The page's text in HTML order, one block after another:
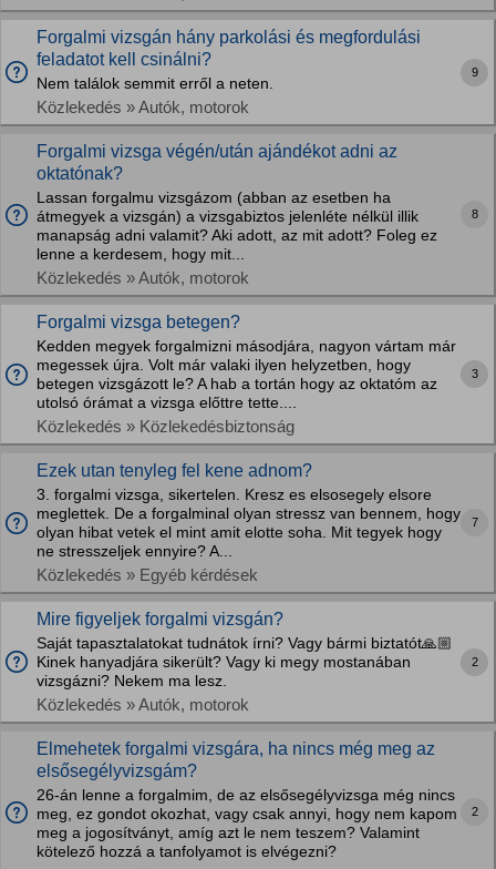
Forgalmi vizsgán hány parkolási és megfordulási
feladatot kell csinálni?
Nem találok semmit erről a neten.
Közlekedés » Autók, motorok
9
Forgalmi vizsga végén/után ajándékot adni az
oktatónak?
Lassan forgalmu vizsgázom (abban az esetben ha
átmegyek a vizsgán) a vizsgabiztos jelenléte nélkül illik
manapság adni valamit? Aki adott, az mit adott? Foleg ez
lenne a kerdesem, hogy mit...
Közlekedés » Autók, motorok
8
Forgalmi vizsga betegen?
Kedden megyek forgalmizni másodjára, nagyon vártam már
megessek újra. Volt már valaki ilyen helyzetben, hogy
betegen vizsgázott le? A hab a tortán hogy az oktatóm az
utolsó órámat a vizsga előttre tette....
Közlekedés » Közlekedésbiztonság
3
Ezek utan tenyleg fel kene adnom?
3. forgalmi vizsga, sikertelen. Kresz es elsosegely elsore
meglettek. De a forgalminal olyan stressz van bennem, hogy
olyan hibat vetek el mint amit elotte soha. Mit tegyek hogy
ne stresszeljek ennyire? A...
Közlekedés » Egyéb kérdések
7
Mire figyeljek forgalmi vizsgán?
Saját tapasztalatokat tudnátok írni? Vagy bármi biztatót🙏🏼
Kinek hanyadjára sikerült? Vagy ki megy mostanában
vizsgázni? Nekem ma lesz.
Közlekedés » Autók, motorok
2
Elmehetek forgalmi vizsgára, ha nincs még meg az
elsősegélyvizsgám?
26-án lenne a forgalmim, de az elsősegélyvizsga még nincs
meg, ez gondot okozhat, vagy csak annyi, hogy nem kapom
meg a jogosítványt, amíg azt le nem teszem? Valamint
kötelező hozzá a tanfolyamot is elvégezni?
2